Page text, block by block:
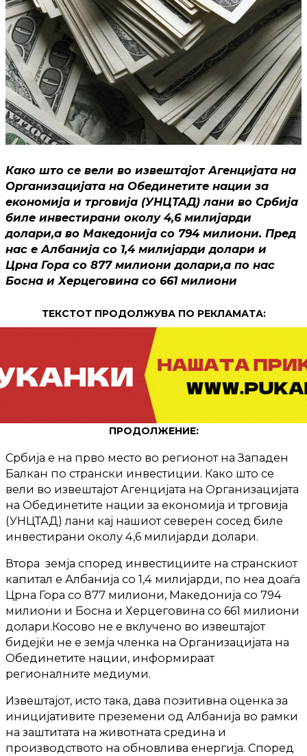
Како што се вели во извештајот Агенцијата на
Организацијата на Обединетите нации за
економија и трговија (УНЦТАД) лани во Србија
биле инвестирани околу 4,6 милијарди
долари,а во Македонија со 794 милиони. Пред
нас е Албанија со 1,4 милијарди долари и
Црна Гора со 877 милиони долари,а по нас
Босна и Херцеговина со 661 милиони
ТЕКСТОТ ПРОДОЛЖУВА ПО РЕКЛАМАТА:
ПРОДОЛЖЕНИЕ:
Србија е на прво место во регионот на Западен
Балкан по странски инвестиции. Како што се
вели во извештајот Агенцијата на Организацијата
на Обединетите нации за економија и трговија
(УНЦТАД) лани кај нашиот северен сосед биле
инвестирани околу 4,6 милијарди долари.
Втора земја според инвестициите на странскиот
капитал е Албанија со 1,4 милијарди, по неа доаѓа
Црна Гора со 877 милиони, Македонија со 794
милиони и Босна и Херцеговина со 661 милиони
долари.Косово не е вклучено во извештајот
бидејќи не е земја членка на Организацијата на
Обединетите нации, информираат
регионалните медиуми.
Извештајот, исто така, дава позитивна оценка за
иницијативите преземени од Албанија во рамки
на заштитата на животната средина и
производството на обновлива енергија. Според